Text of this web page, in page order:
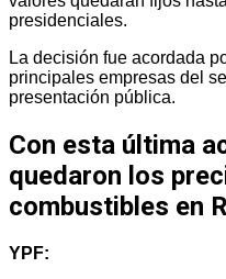
presidenciales.
La decisión fue acordada
principales empresas del
presentación pública.
Con esta última
quedaron los
combustibles en
YPF: